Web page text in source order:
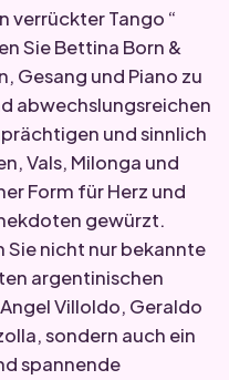
verrückter Tango “
Sie Bettina Born &
Gesang und Piano zu
abwechslungsreichen
und sinnlich
Vals, Milonga und
Form für Herz und
gewürzt.
Sie nicht nur bekannte
argentinischen
Villoldo, Geraldo
sondern auch ein
spannende